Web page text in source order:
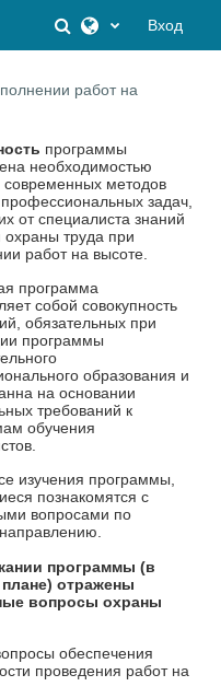
ИзменитьВход
работ на
программы
необходимостью
современных методов
задач,
от специалиста знаний
охраны труда при
работ на высоте.
программа
собой совокупность
обязательных при
программы
образования и
на основании
требований к
обучения
изучения программы,
познакомятся с
вопросами по
программы (в
отражены
вопросы охраны
обеспечения
проведения работ на